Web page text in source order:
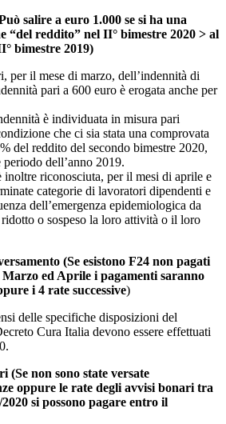
salire a euro 1.000 se si ha una
“del reddito” nel II° bimestre 2020 > al
bimestre 2019)
per il mese di marzo, dell’indennità di
pari a 600 euro è erogata anche per
è individuata in misura pari
che ci sia stata una comprovata
del reddito del secondo bimestre 2020,
dell’anno 2019.
inoltre riconosciuta, per il mesi di aprile e
categorie di lavoratori dipendenti e
dell’emergenza epidemiologica da
o sospeso la loro attività o il loro
(Se esistono F24 non pagati
Marzo ed Aprile i pagamenti saranno
i 4 rate successive)
delle specifiche disposizioni del
Cura Italia devono essere effettuati
(Se non sono state versate
oppure le rate degli avvisi bonari tra
si possono pagare entro il